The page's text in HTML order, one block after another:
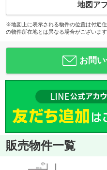
地図ア
※地図上に表示される物件の位置は付近
の物件所在地とは異なる場合がございます
お問
販売物件一覧